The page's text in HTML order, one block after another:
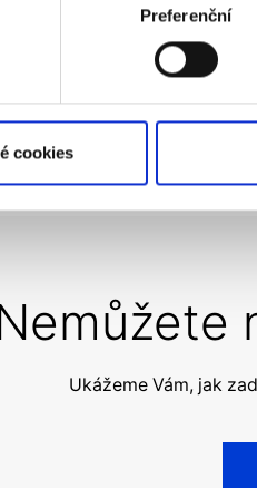
Preferenční
cookies
Ukážeme Vám, jak